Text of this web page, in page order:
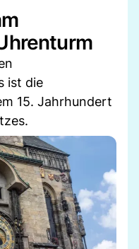
ist die
15. Jahrhundert